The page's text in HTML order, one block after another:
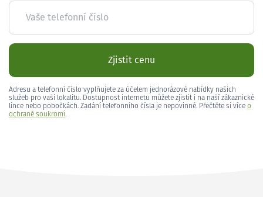
Vaše telefonní číslo
Zjistit cenu
Adresu a telefonní číslo vyplňujete za účelem jednorázové nabídky našich
služeb pro vaši lokalitu. Dostupnost internetu můžete zjistit i na naší zákaznické
lince nebo pobočkách. Zadání telefonního čísla je nepovinné. Přečtěte si více o
ochraně soukromí.